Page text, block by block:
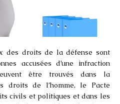
des droits de la défense sont
accusées d’une infraction
être trouvés dans la
droits de l’homme, le Pacte
civils et politiques et dans les